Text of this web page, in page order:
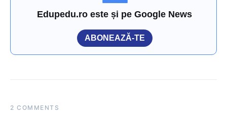
Edupedu.ro este și pe Google News
ABONEAZĂ-TE
2 COMMENTS